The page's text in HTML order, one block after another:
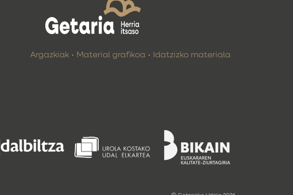
Argazkiak Material grafikoa Idatzizko materiala